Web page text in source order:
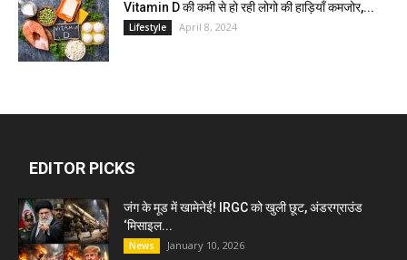
Vitamin D की कमी से हो रही लोगो की हाड़ियाँ कमजोर,...
Lifestyle April 8, 2024
EDITOR PICKS
जंग के मूड में खामेनेई! IRGC को खुली छूट, अंडरग्राउंड
‘मिसाइल...
News January 10, 2026